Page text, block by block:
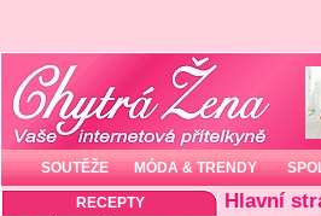
SOUTĚŽE MÓDA & TRENDY
RECEPTY Hlavní